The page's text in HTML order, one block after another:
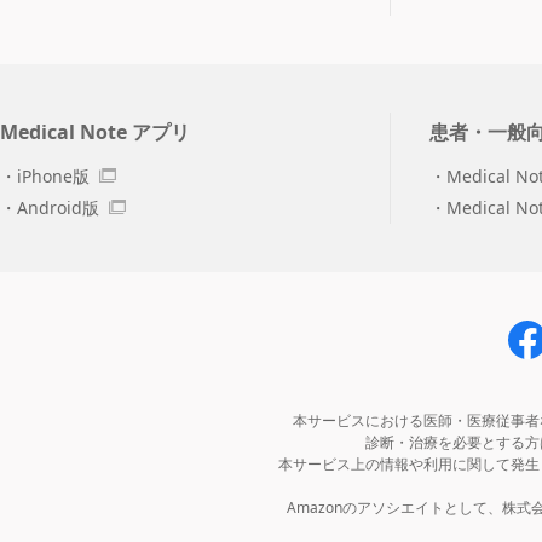
Medical Note アプリ
iPhone版
Android版
患者・一般
Medical
Medical
本サービスにおける医師・医療従事
診断・治療を必要とする
本サービス上の情報や利用に関して発
Amazonのアソシエイトとして、株式